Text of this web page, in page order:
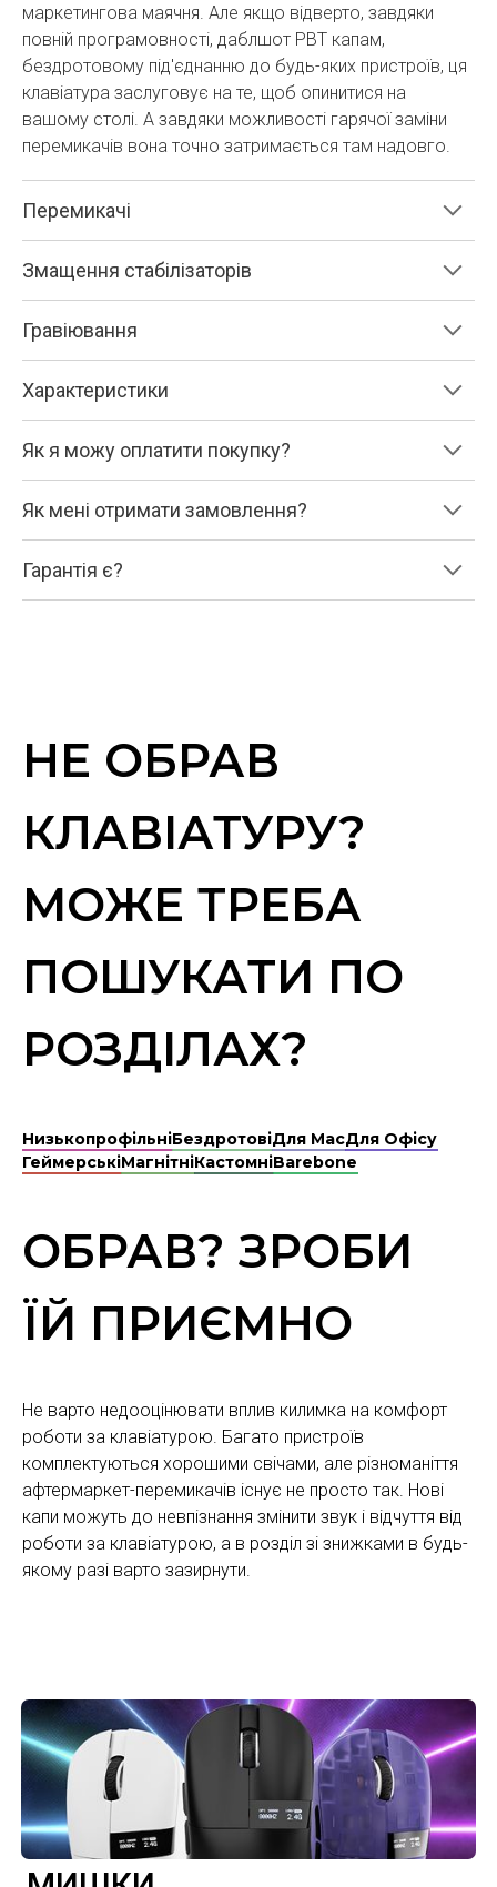
маркетингова маячня. Але якщо відверто, завдяки
повній програмовності, даблшот PBT капам,
бездротовому під'єднанню до будь-яких пристроїв, ця
клавіатура заслуговує на те, щоб опинитися на
вашому столі. А завдяки можливості гарячої заміни
перемикачів вона точно затримається там надовго.
Перемикачі
Змащення стабілізаторів
Гравіювання
Характеристики
Як я можу оплатити покупку?
Як мені отримати замовлення?
Гарантія є?
НЕ ОБРАВ
КЛАВІАТУРУ?
МОЖЕ ТРЕБА
ПОШУКАТИ ПО
РОЗДІЛАХ?
НизькопрофільніБездротовіДля MacДля Офісу
ГеймерськіМагнітніКастомніBarebone
ОБРАВ? ЗРОБИ
ЇЙ ПРИЄМНО
Не варто недооцінювати вплив килимка на комфорт
роботи за клавіатурою. Багато пристроїв
комплектуються хорошими свічами, але різноманіття
афтермаркет-перемикачів існує не просто так. Нові
капи можуть до невпізнання змінити звук і відчуття від
роботи за клавіатурою, а в розділ зі знижками в будь-
якому разі варто зазирнути.